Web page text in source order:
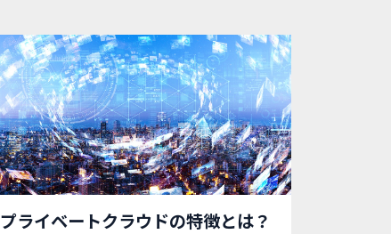
プライベートクラウドの特徴とは？